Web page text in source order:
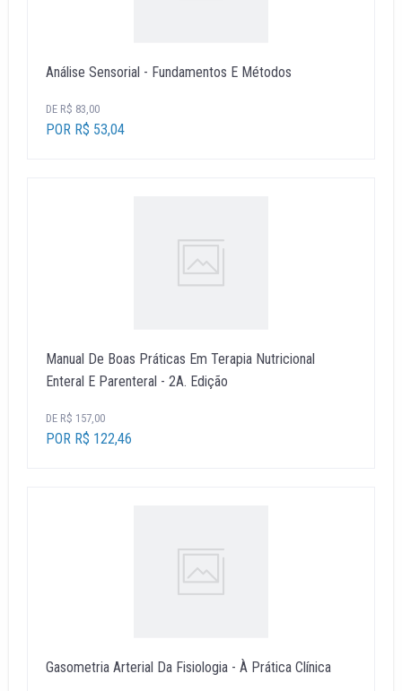
Análise Sensorial - Fundamentos E Métodos
DE R$ 83,00
POR R$ 53,04
Manual De Boas Práticas Em Terapia Nutricional
Enteral E Parenteral - 2A. Edição
DE R$ 157,00
POR R$ 122,46
Gasometria Arterial Da Fisiologia - À Prática Clínica